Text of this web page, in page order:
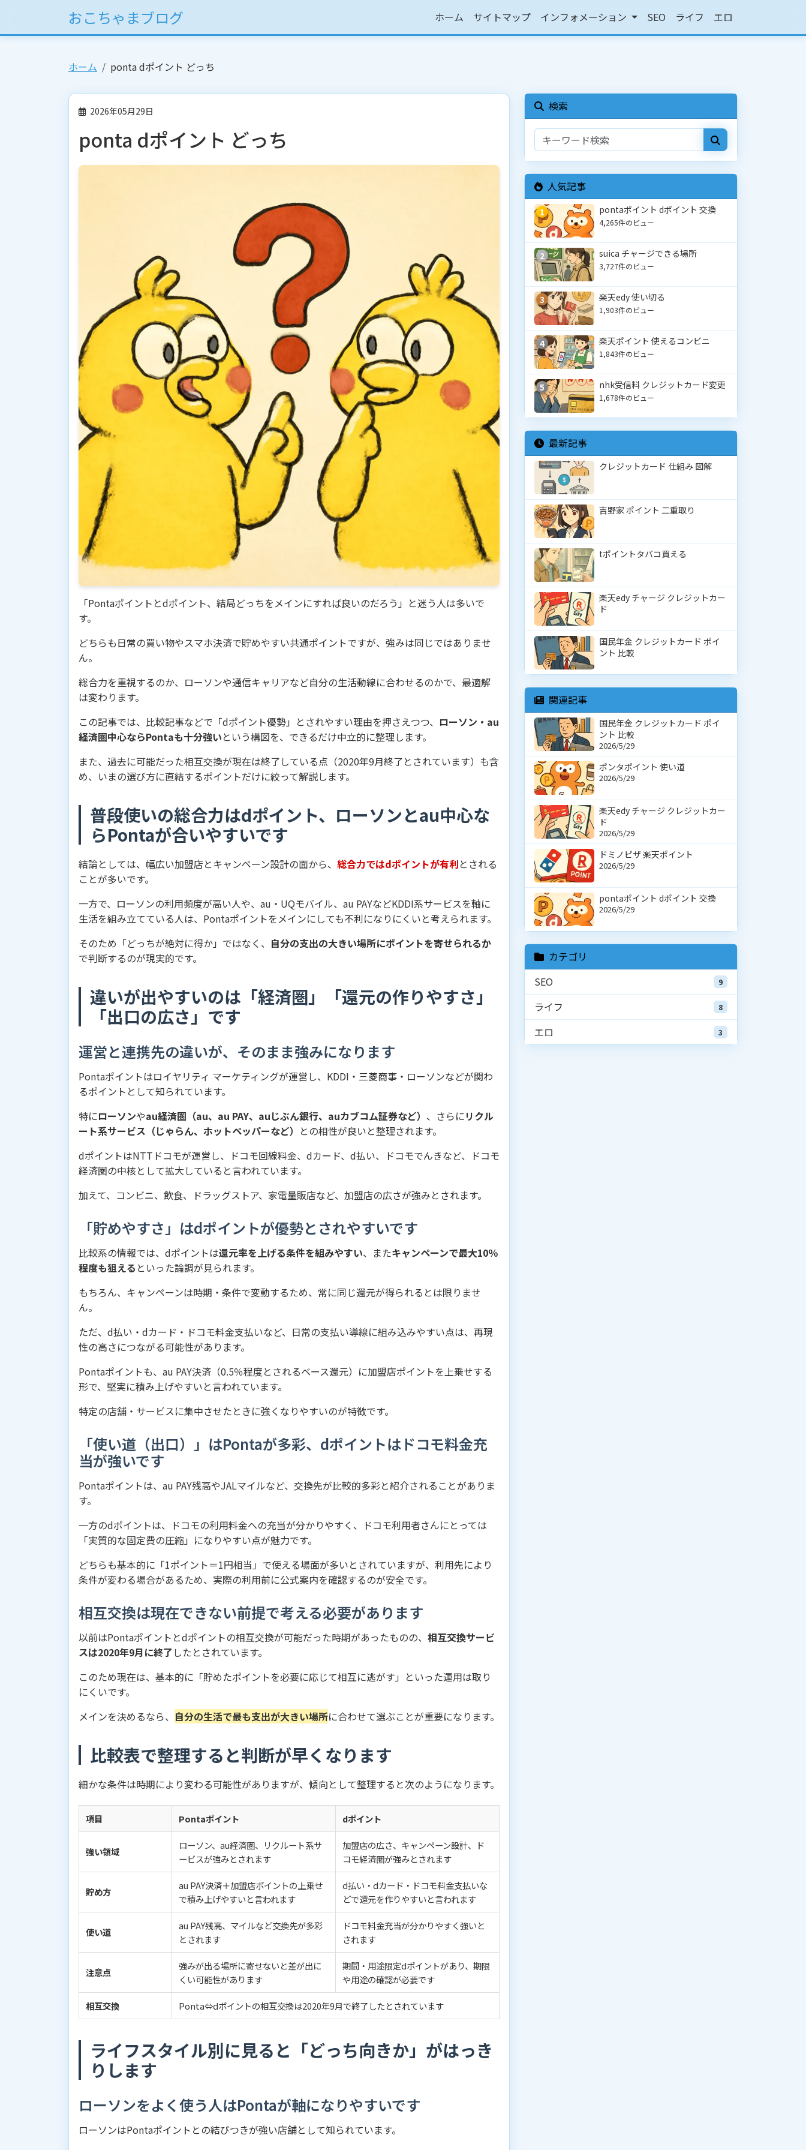
おこちゃまブログ ホーム サイトマップ インフォメーション SEO ライフ エロ
ホーム ponta dポイント どっち
2026年05月29日
ponta dポイント どっち
「Pontaポイントとdポイント、結局どっちをメインにすれば良いのだろう」と迷う人は多いで
す。
どちらも日常の買い物やスマホ決済で貯めやすい共通ポイントですが、強みは同じではありませ
ん。
総合力を重視するのか、ローソンや通信キャリアなど自分の生活動線に合わせるのかで、最適解
は変わります。
この記事では、比較記事などで「dポイント優勢」とされやすい理由を押さえつつ、 ローソン・au
経済圏中心ならPontaも十分強いという構図を、できるだけ中立的に整理します。
また、過去に可能だった相互交換が現在は終了している点（2020年9月終了とされています）も含
め、いまの選び方に直結するポイントだけに絞って解説します。
普段使いの総合力はdポイント、ローソンとau中心な
らPontaが合いやすいです
結論としては、幅広い加盟店とキャンペーン設計の面から、 総合力ではdポイントが有利とされる
ことが多いです。
一方で、ローソンの利用頻度が高い人や、au・UQモバイル、au PAYなどKDDI系サービスを軸に
生活を組み立てている人は、Pontaポイントをメインにしても不利になりにくいと考えられます。
そのため「どっちが絶対に得か」ではなく、 自分の支出の大きい場所にポイントを寄せられるか
で判断するのが現実的です。
違いが出やすいのは「経済圏」「還元の作りやすさ」
「出口の広さ」です
運営と連携先の違いが、そのまま強みになります
Pontaポイントはロイヤリティ マーケティングが運営し、KDDI・三菱商事・ローソンなどが関わ
るポイントとして知られています。
特にローソンやau経済圏（au、au PAY、auじぶん銀行、auカブコム証券など） 、さらにリクル
ート系サービス（じゃらん、ホットペッパーなど） との相性が良いと整理されます。
dポイントはNTTドコモが運営し、ドコモ回線料金、dカード、d払い、ドコモでんきなど、ドコモ
経済圏の中核として拡大していると言われています。
加えて、コンビニ、飲食、ドラッグストア、家電量販店など、加盟店の広さが強みとされます。
「貯めやすさ」はdポイントが優勢とされやすいです
比較系の情報では、dポイントは還元率を上げる条件を組みやすい、またキャンペーンで最大10％
程度も狙える といった論調が見られます。
もちろん、キャンペーンは時期・条件で変動するため、常に同じ還元が得られるとは限りませ
ん。
ただ、d払い・dカード・ドコモ料金支払いなど、日常の支払い導線に組み込みやすい点は、再現
性の高さにつながる可能性があります。
Pontaポイントも、au PAY決済（0.5％程度とされるベース還元）に加盟店ポイントを上乗せする
形で、堅実に積み上げやすいと言われています。
特定の店舗・サービスに集中させたときに強くなりやすいのが特徴です。
「使い道（出口）」はPontaが多彩、dポイントはドコモ料金充
当が強いです
Pontaポイントは、au PAY残高やJALマイルなど、交換先が比較的多彩と紹介されることがありま
す。
一方のdポイントは、ドコモの利用料金への充当が分かりやすく、ドコモ利用者さんにとっては
「実質的な固定費の圧縮」になりやすい点が魅力です。
どちらも基本的に「1ポイント＝1円相当」で使える場面が多いとされていますが、利用先により
条件が変わる場合があるため、実際の利用前に公式案内を確認するのが安全です。
相互交換は現在できない前提で考える必要があります
以前はPontaポイントとdポイントの相互交換が可能だった時期があったものの、 相互交換サービ
スは2020年9月に終了したとされています。
このため現在は、基本的に「貯めたポイントを必要に応じて相互に逃がす」といった運用は取り
にくいです。
メインを決めるなら、 自分の生活で最も支出が大きい場所に合わせて選ぶことが重要になります。
比較表で整理すると判断が早くなります
細かな条件は時期により変わる可能性がありますが、傾向として整理すると次のようになります。
項目 Pontaポイント dポイント
強い領域
ローソン、au経済圏、リクルート系サ
ービスが強みとされます
加盟店の広さ、キャンペーン設計、ド
コモ経済圏が強みとされます
貯め方
au PAY決済＋加盟店ポイントの上乗せ
で積み上げやすいと言われます
d払い・dカード・ドコモ料金支払いな
どで還元を作りやすいと言われます
使い道
au PAY残高、マイルなど交換先が多彩
とされます
ドコモ料金充当が分かりやすく強いと
されます
注意点
強みが出る場所に寄せないと差が出に
くい可能性があります
期間・用途限定dポイントがあり、期限
や用途の確認が必要です
相互交換 Ponta⇔dポイントの相互交換は2020年9月で終了したとされています
ライフスタイル別に見ると「どっち向きか」がはっき
りします
ローソンをよく使う人はPontaが軸になりやすいです
ローソンはPontaポイントとの結びつきが強い店舗として知られています。
検索
人気記事
1 pontaポイント dポイント 交換
4,265件のビュー
2 suica チャージできる場所
3,727件のビュー
3 楽天edy 使い切る
1,903件のビュー
4 楽天ポイント 使えるコンビニ
1,843件のビュー
5 nhk受信料 クレジットカード変更
1,678件のビュー
最新記事
クレジットカード 仕組み 図解
吉野家 ポイント 二重取り
tポイントタバコ買える
楽天edy チャージ クレジットカー
ド
国民年金 クレジットカード ポイ
ント 比較
関連記事
国民年金 クレジットカード ポイ
ント 比較
2026/5/29
ポンタポイント 使い道
2026/5/29
楽天edy チャージ クレジットカー
ド
2026/5/29
ドミノピザ 楽天ポイント
2026/5/29
pontaポイント dポイント 交換
2026/5/29
カテゴリ
SEO
9
ライフ 8
エロ 3